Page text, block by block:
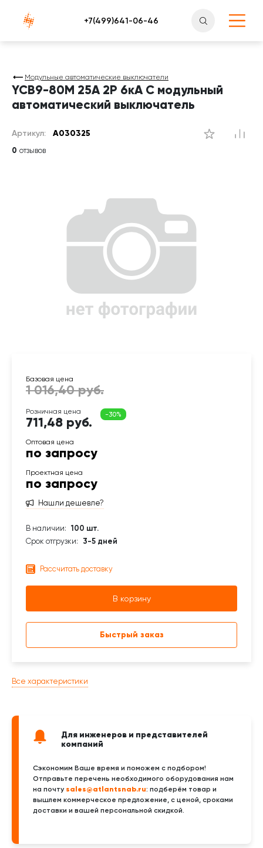
Атлантснаб
Модульные автоматические выключатели
YCB9-80M 25А 2P 6кА C модульный
автоматический выключатель
Артикул: A030325
Все характеристики
Для инженеров и представителей
компаний
Сэкономим Ваше время и поможем с подбором!
Отправьте перечень необходимого оборудования нам
на почту sales@atlantsnab.ru: подберём товар и
вышлем коммерческое предложение, с ценой, сроками
доставки и вашей персональной скидкой.
711,48 руб.
по запросу
по запросу
Нашли дешевле?
В наличии: 100 шт.
Срок отгрузки:
3-5 дней
Рассчитать доставку
В корзину
Быстрый заказ